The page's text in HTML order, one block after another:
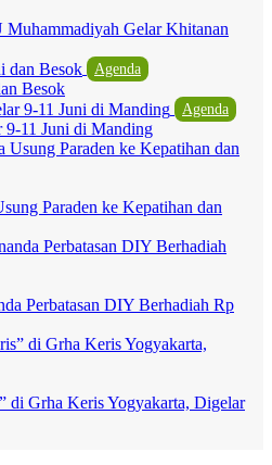
Gelar Khitanan
Agenda
Besok
Agenda
11 Juni di Manding
Paraden ke Kepatihan dan
Perbatasan DIY Berhadiah Rp
di Grha Keris Yogyakarta, Digelar